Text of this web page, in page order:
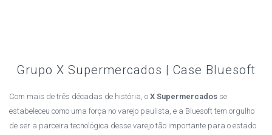
Grupo X Supermercados | Case Bluesoft
Com mais de três décadas de história, o X Supermercados se
estabeleceu como uma força no varejo paulista, e a Bluesoft tem orgulho
de ser a parceira tecnológica desse varejo tão importante para o estado